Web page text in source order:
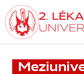
Přejít
k hlavnímu
obsahu